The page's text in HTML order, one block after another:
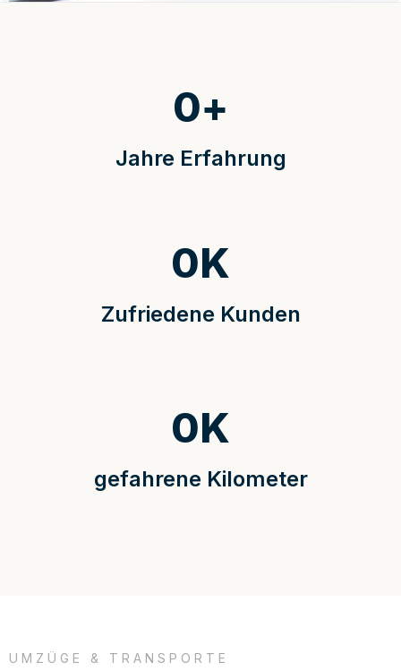
Jahre Erfahrung
0+
Zufriedene Kunden
0K
gefahrene Kilometer
0K
UMZÜGE & TRANSPORTE